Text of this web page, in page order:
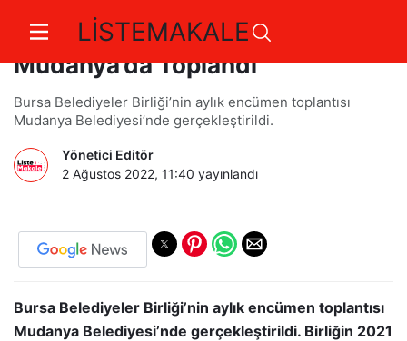
LİSTEMAKALE
Bursa Belediyeler Birliği
Mudanya’da Toplandı
Bursa Belediyeler Birliği’nin aylık encümen toplantısı
Mudanya Belediyesi’nde gerçekleştirildi.
Yönetici Editör
2 Ağustos 2022, 11:40 yayınlandı
Bursa Belediyeler Birliği’nin aylık encümen toplantısı
Mudanya Belediyesi’nde gerçekleştirildi. Birliğin 2021